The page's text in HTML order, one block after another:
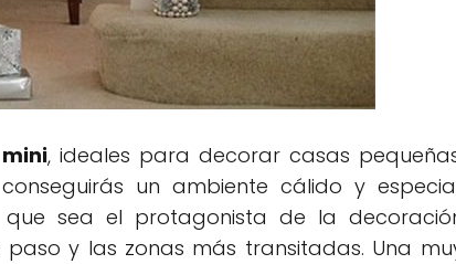
, ideales para decorar casas
un ambiente cálido y
sea el protagonista de la
y las zonas más transitadas. Una